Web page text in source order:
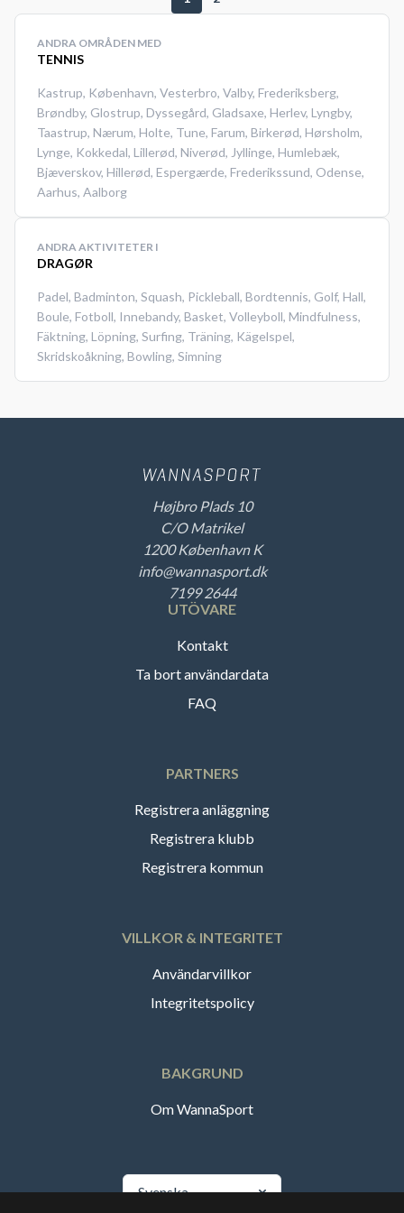
banerne 5 – 6. Med nøglen har du
booket. #Tennis-nordsjælland
#Tennis-Trørød #Tennis-Vedbæk
ANDRA OMRÅDEN MED
TENNIS
Kastrup, København, Vesterbro, Valby, Frederiksberg,
Brøndby, Glostrup, Dyssegård, Gladsaxe, Herlev, Lyngby,
Taastrup, Nærum, Holte, Tune, Farum, Birkerød, Hørsholm,
Lynge, Kokkedal, Lillerød, Niverød, Jyllinge, Humlebæk,
Bjæverskov, Hillerød, Espergærde, Frederikssund, Odense,
Aarhus, Aalborg
ANDRA AKTIVITETER I
DRAGØR
Padel, Badminton, Squash, Pickleball, Bordtennis, Golf, Hall,
Boule, Fotboll, Innebandy, Basket, Volleyboll, Mindfulness,
Fäktning, Löpning, Surfing, Träning, Kägelspel,
Skridskoåkning, Bowling, Simning
Højbro Plads 10
C/O Matrikel
1200 København K
info@wannasport.dk
7199 2644
UTÖVARE
Kontakt
Ta bort användardata
FAQ
PARTNERS
Registrera anläggning
Registrera klubb
Registrera kommun
VILLKOR & INTEGRITET
Användarvillkor
Integritetspolicy
BAKGRUND
Om WannaSport
Svenska